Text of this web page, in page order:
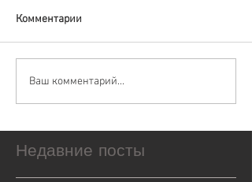
Комментарии
Ваш комментарий...
Недавние посты